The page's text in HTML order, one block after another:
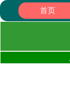
首页